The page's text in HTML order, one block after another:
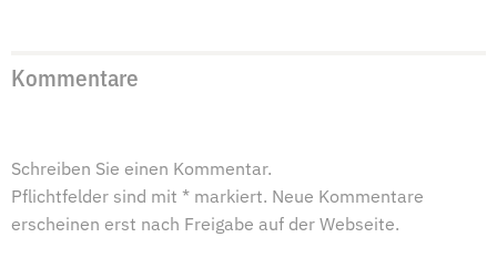
Kommentare
Schreiben Sie einen Kommentar.
Pflichtfelder sind mit * markiert. Neue Kommentare
erscheinen erst nach Freigabe auf der Webseite.